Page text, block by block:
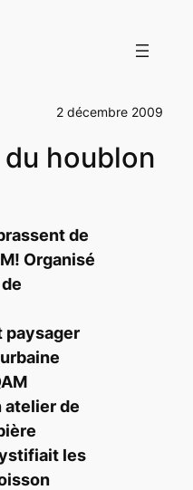
2 décembre 2009
houblon
de
Organisé
paysager
atelier de
les